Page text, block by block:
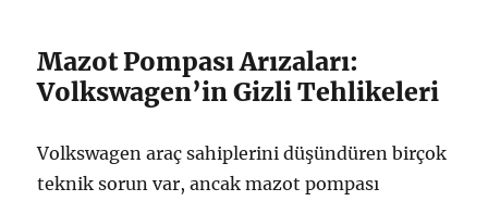
Mazot Pompası Arızaları:
Volkswagen’in Gizli Tehlikeleri
Volkswagen araç sahiplerini düşündüren birçok
teknik sorun var, ancak mazot pompası